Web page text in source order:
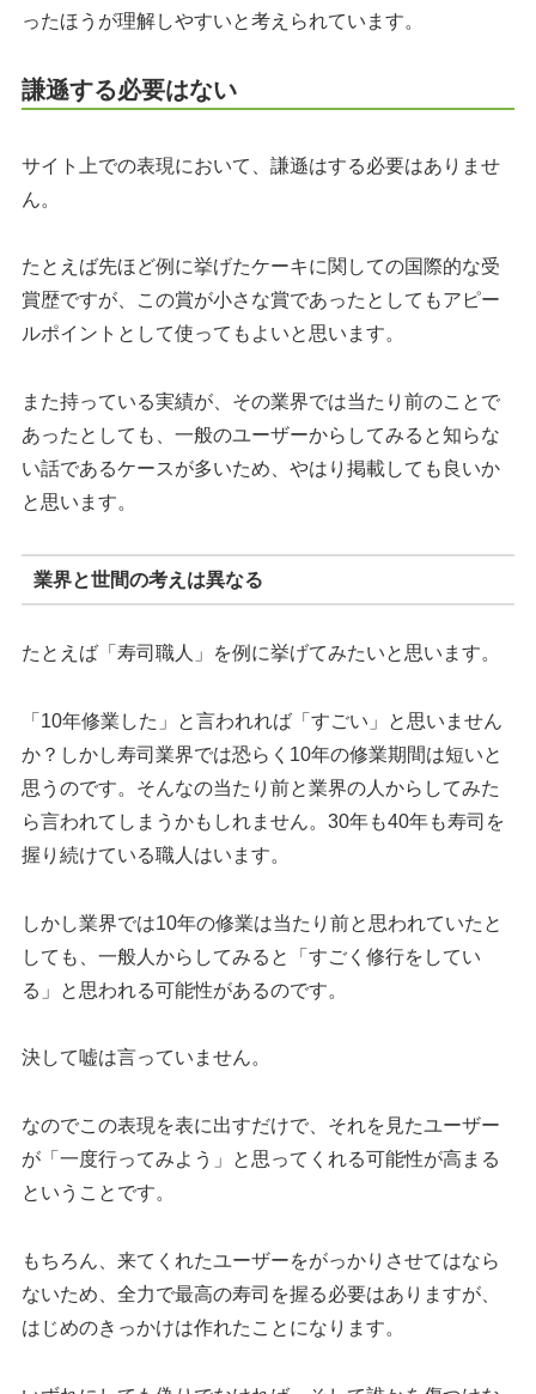
ったほうが理解しやすいと考えられています。
謙遜する必要はない
サイト上での表現において、謙遜はする必要はありませ
ん。
たとえば先ほど例に挙げたケーキに関しての国際的な受
賞歴ですが、この賞が小さな賞であったとしてもアピー
ルポイントとして使ってもよいと思います。
また持っている実績が、その業界では当たり前のことで
あったとしても、一般のユーザーからしてみると知らな
い話であるケースが多いため、やはり掲載しても良いか
と思います。
業界と世間の考えは異なる
たとえば「寿司職人」を例に挙げてみたいと思います。
「10年修業した」と言われれば「すごい」と思いません
か？しかし寿司業界では恐らく10年の修業期間は短いと
思うのです。そんなの当たり前と業界の人からしてみた
ら言われてしまうかもしれません。30年も40年も寿司を
握り続けている職人はいます。
しかし業界では10年の修業は当たり前と思われていたと
しても、一般人からしてみると「すごく修行をしてい
る」と思われる可能性があるのです。
決して嘘は言っていません。
なのでこの表現を表に出すだけで、それを見たユーザー
が「一度行ってみよう」と思ってくれる可能性が高まる
ということです。
もちろん、来てくれたユーザーをがっかりさせてはなら
ないため、全力で最高の寿司を握る必要はありますが、
はじめのきっかけは作れたことになります。